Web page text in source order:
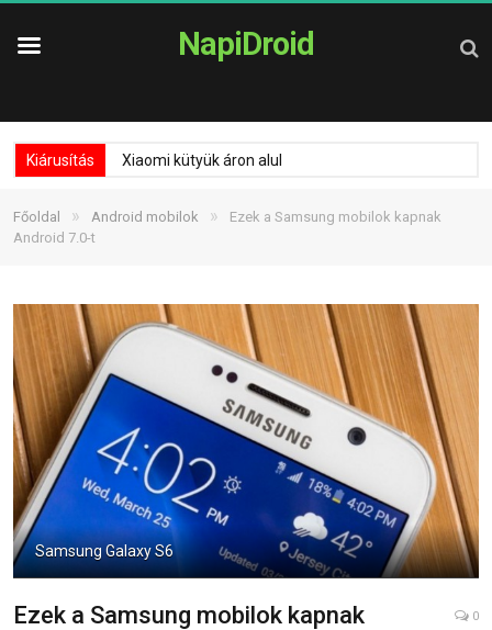
NapiDroid
Kiárusítás Xiaomi kütyük áron alul
Főoldal » Android mobilok »
Ezek a Samsung mobilok kapnak
Android 7.0-t
Samsung Galaxy S6
Ezek a Samsung mobilok kapnak
0